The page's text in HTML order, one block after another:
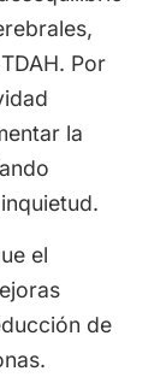
Por
la
el
de